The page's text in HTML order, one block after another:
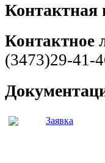
Контактное
(3473)29-41-
Заявка